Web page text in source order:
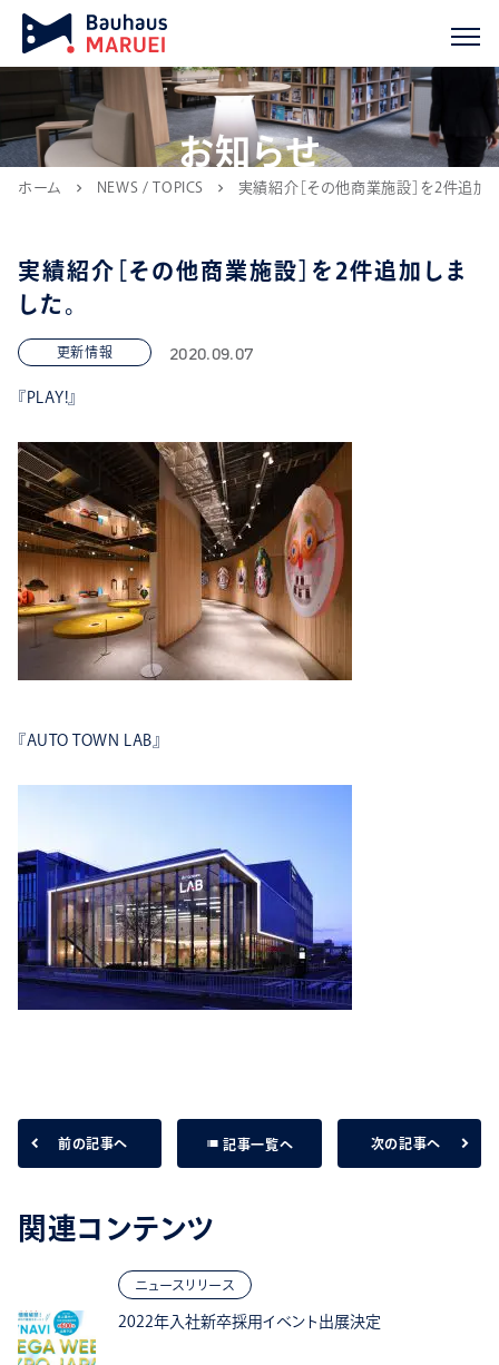
お知らせ
ホーム chevron_right NEWS / TOPICS chevron_right 実績紹介［その他商業施設］を2件追加
実績紹介［その他商業施設］を2件追加しま
した。
更新情報 2020.09.07
『PLAY!』
『AUTO TOWN LAB』
前の記事へ list 記事一覧へ 次の記事へ
関連コンテンツ
ニュースリリース
2022年入社新卒採用イベント出展決定